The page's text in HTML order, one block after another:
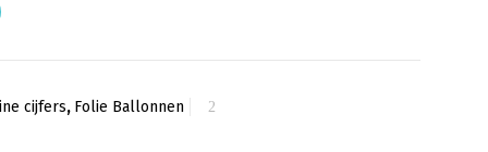
cijfers, Folie Ballonnen